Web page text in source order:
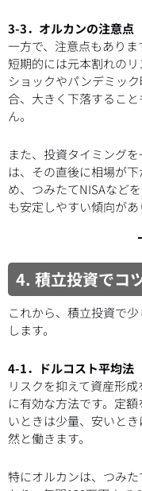
3-3．オルカンの注意点
一方で、注意点もありま
短期的には元本割れの
ショックやパンデミッ
合、大きく下落するこ
ん。
また、投資タイミング
は、その直後に相場が
め、つみたてNISAなど
も安定しやすい傾向があ
4. 積立投資でコ
これから、積立投資で
します。
4-1．ドルコスト平均法
リスクを抑えて資産形
に有効な方法です。定
いときは少量、安いと
然と働きます。
特にオルカンは、つみ